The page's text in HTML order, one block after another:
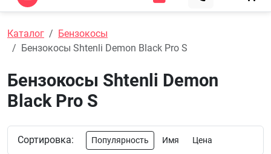
Каталог
Бензокосы
Бензокосы Shtenli Demon Black Pro S
Бензокосы Shtenli Demon
Black Pro S
Сортировка: Популярность Имя Цена